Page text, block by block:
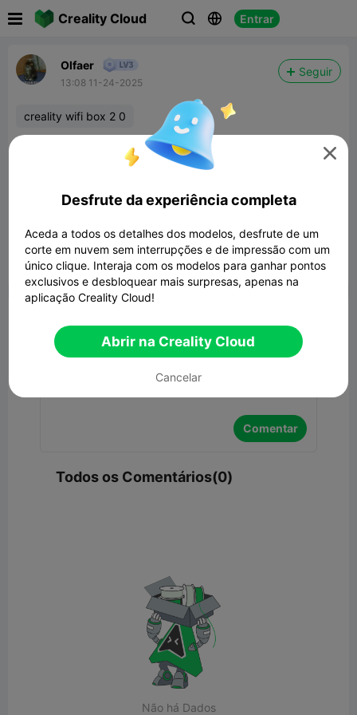
Creality Cloud   Entrar
Olfaer
13:08 11-24-2025
Seguir
creality wifi box 2 0
Hello. Can you tell me how to disable or change
the WiFi password on the Creality Box 2.0? It's
visible to everyone, and the password is
using a wired connection to the router.
 Denunciar 2 
Comentar
Todos os Comentários(0)
Não há Dados

Desfrute da experiência completa
Aceda a todos os detalhes dos modelos, desfrute de um
corte em nuvem sem interrupções e de impressão com um
único clique. Interaja com os modelos para ganhar pontos
exclusivos e desbloquear mais surpresas, apenas na
aplicação Creality Cloud!
Abrir na Creality Cloud
Cancelar